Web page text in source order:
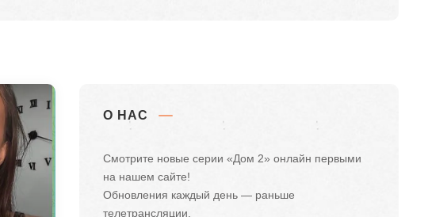
О НАС
Смотрите новые серии «Дом 2» онлайн первыми
на нашем сайте!
Обновления каждый день — раньше
телетрансляции.